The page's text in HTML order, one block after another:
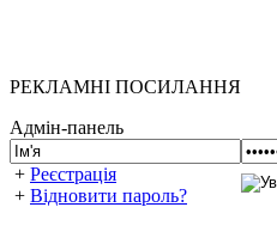
РЕКЛАМНІ ПОСИЛАННЯ
Адмін-панель
+ Реєстрація
+ Відновити пароль?